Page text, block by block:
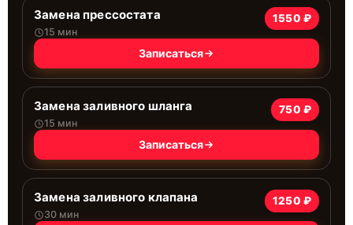
Замена прессостата
15 мин
1550 ₽
Записаться
Замена заливного шланга
15 мин
750 ₽
Записаться
Замена заливного клапана
30 мин
1250 ₽